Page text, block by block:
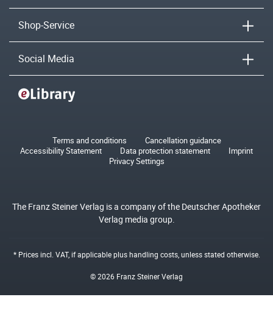
Shop-Service
Social Media
Terms and conditions
Cancellation guidance
Accessibility Statement
Data protection statement
Imprint
Privacy Settings
The Franz Steiner Verlag is a company of the Deutscher Apotheker
Verlag media group.
* Prices incl. VAT, if applicable plushandling costs, unless stated otherwise.
© 2026 Franz Steiner Verlag